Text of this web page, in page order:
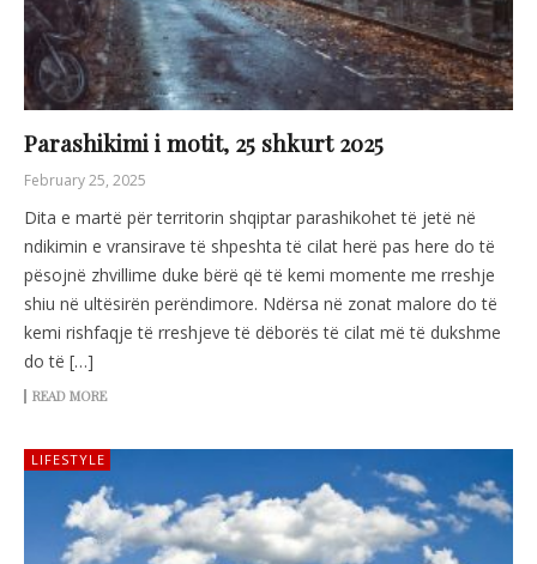
Parashikimi i motit, 25 shkurt 2025
February 25, 2025
Dita e martë për territorin shqiptar parashikohet të jetë në
ndikimin e vransirave të shpeshta të cilat herë pas here do të
pësojnë zhvillime duke bërë që të kemi momente me rreshje
shiu në ultësirën perëndimore. Ndërsa në zonat malore do të
kemi rishfaqje të rreshjeve të dëborës të cilat më të dukshme
do të […]
READ MORE
LIFESTYLE